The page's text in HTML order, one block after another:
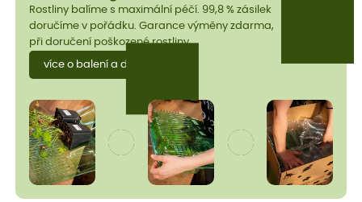
Rostliny balíme s maximální péčí. 99,8 % zásilek
doručíme v pořádku. Garance výměny zdarma,
při doručení poškozené rostliny.
více o balení a dopravě